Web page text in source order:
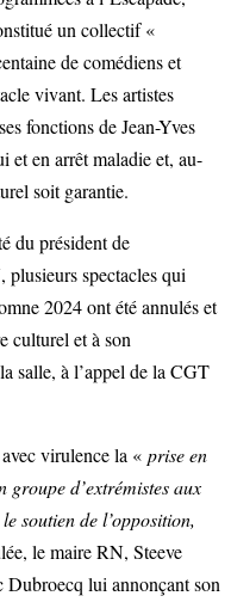
un collectif «
de comédiens et
vivant. Les artistes
fonctions de Jean-Yves
et en arrêt maladie et, au-
soit garantie.
du président de
spectacles qui
2024 ont été annulés et
culturel et à son
salle, à l’appel de la CGT
virulence la « prise en
groupe d’extrémistes aux
soutien de l’opposition,
le maire RN, Steeve
Dubroecq lui annonçant son